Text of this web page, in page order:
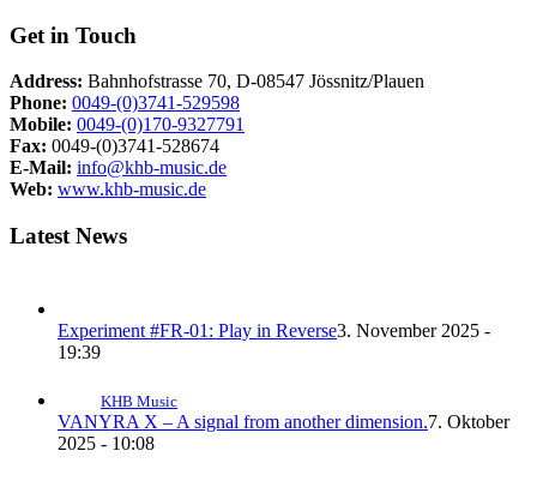
Get in Touch
Address: Bahnhofstrasse 70, D-08547 Jössnitz/Plauen
Phone: 0049-(0)3741-529598
Mobile: 0049-(0)170-9327791
Fax: 0049-(0)3741-528674
E-Mail: info@khb-music.de
Web: www.khb-music.de
Latest News
Experiment #FR-01: Play in Reverse3. November 2025 -
19:39
KHB Music
VANYRA X – A signal from another dimension.7. Oktober
2025 - 10:08